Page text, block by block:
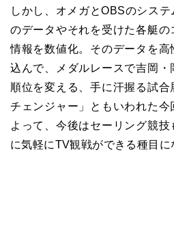
しかし、オメガとOBSのシス
のデータやそれを受けた各艇
情報を数値化。そのデータを高
込んで、メダルレースで吉岡・
順位を変える、手に汗握る試
チェンジャー」ともいわれた今
よって、今後はセーリング競技
に気軽にTV観戦ができる種目に